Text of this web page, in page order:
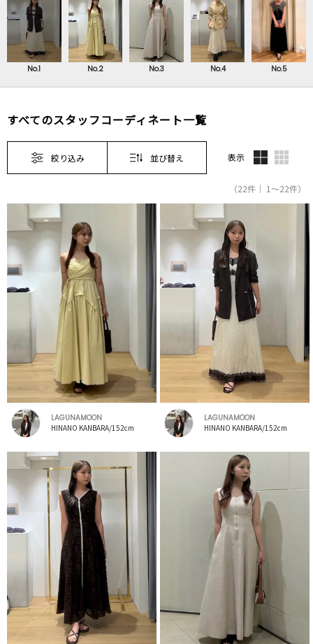
No.1 No.2 No.3 No.4 No.5
すべてのスタッフコーディネート一覧
絞り込み 並び替え 表示
（22件｜ 1～22件）
LAGUNAMOON
HINANO KANBARA/152cm
LAGUNAMOON
HINANO KANBARA/152cm